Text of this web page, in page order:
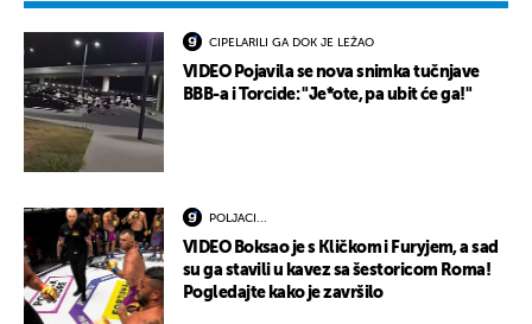
CIPELARILI GA DOK JE LEŽAO
VIDEO Pojavila se nova snimka tučnjave
BBB-a i Torcide: "Je*ote, pa ubit će ga!"
POLJACI...
VIDEO Boksao je s Kličkom i Furyjem, a sad
su ga stavili u kavez sa šestoricom Roma!
Pogledajte kako je završilo